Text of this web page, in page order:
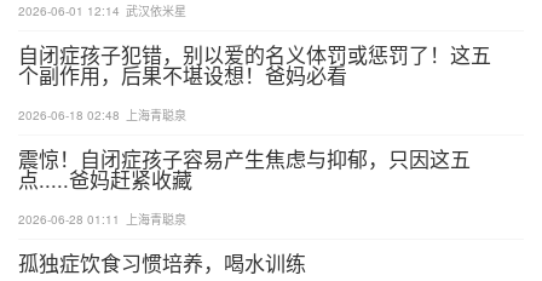
2026-06-01 12:14 武汉依米星
自闭症孩子犯错，别以爱的名义体罚或惩罚了！这五
个副作用，后果不堪设想！爸妈必看
2026-06-18 02:48 上海青聪泉
震惊！自闭症孩子容易产生焦虑与抑郁，只因这五
点.....爸妈赶紧收藏
2026-06-28 01:11 上海青聪泉
孤独症饮食习惯培养，喝水训练